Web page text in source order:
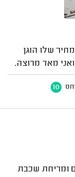
שלו הוגן
מאד מרוצה.
10
ומריחת שכבת